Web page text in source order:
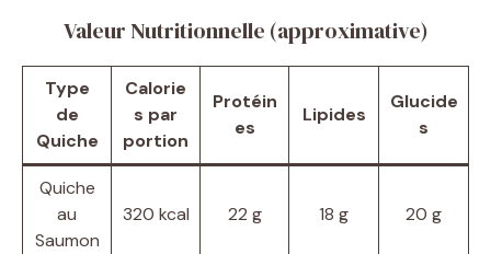
Valeur Nutritionnelle (approximative)
Type
de
Quiche
Calorie
s par
portion
Protéin
es
Lipides
Glucide
s
Quiche
au
Saumon
320 kcal 22 g 18 g 20 g